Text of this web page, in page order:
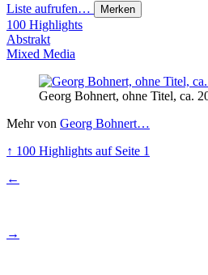
Liste aufrufen… Merken
100 Highlights
Abstrakt
Mixed Media
Georg Bohnert, ohne Titel, ca.
Mehr von Georg Bohnert…
↑ 100 Highlights auf Seite 1
←
→